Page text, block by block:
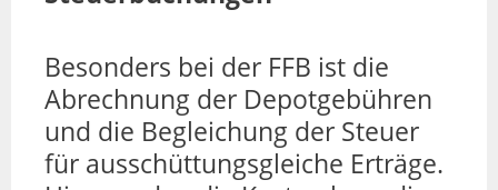
Besonders bei der FFB ist die
Abrechnung der Depotgebühren
und die Begleichung der Steuer
für ausschüttungsgleiche Erträge.